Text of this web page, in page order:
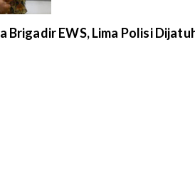
EWS, Lima Polisi